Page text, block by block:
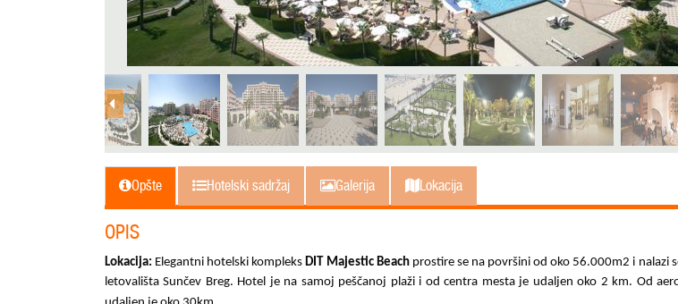
Opšte Hotelski sadržaj Galerija Lokacija
OPIS
Lokacija: Elegantni hotelski kompleksDIT Majestic Beach prostire se na površini od oko 56.000m2 i nalazi
letovališta Sunčev Breg. Hotel je na samoj peščanoj plaži i od centra mesta je udaljen oko 2 km. Od